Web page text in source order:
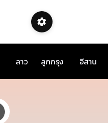
ลาว ลูกกรุง อีสาน